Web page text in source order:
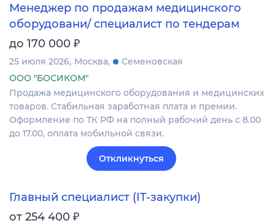
Менеджер по продажам медицинского
оборудовани/ специалист по тендерам
до 170 000 ₽
25 июля 2026 Москва
Семеновская
ООО "БОСИКОМ"
Продажа медицинского оборудования и медицинских
товаров. Стабильная заработная плата и премии.
Оформление по ТК РФ на полный рабочий день с 8.00
до 17.00, оплата мобильной связи.
Откликнуться
Главный специалист (IT-закупки)
от 254 400 ₽